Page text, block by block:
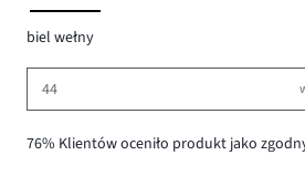
biel wełny
44
76% Klientów oceniło produkt jako